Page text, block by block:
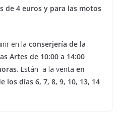
de 4 euros y para las motos
en la conserjería de la
Artes de 10:00 a 14:00
. Están a la venta en
los días 6, 7, 8, 9, 10, 13, 14